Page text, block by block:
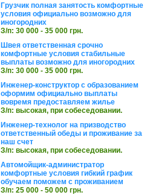
Грузчик полная занятость комфортные
условия официально возможно для
иногородних
З/п: 30 000 - 35 000 грн.
Швея ответственная срочно
комфортные условия стабильные
выплаты возможно для иногородних
З/п: 30 000 - 35 000 грн.
Инженер-конструктор с образованием
оформим официально выплаты
вовремя предоставляем жилье
З/п: высокая, при собеседовании.
Инженер-технолог на призводство
ответственный обеды и проживание за
наш счет
З/п: высокая, при собеседовании.
Автомойщик-администратор
комфортные условия гибкий график
обучаем поможем с проживанием
З/п: 25 000 - 50 000 грн.